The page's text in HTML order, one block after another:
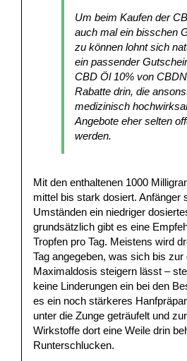
Um beim Kaufen der
auch mal ein bisschen
zu können lohnt sich
ein passender
CBD Öl 10% von
Rabatte drin, die
medizinisch
Angebote eher selten
werden.
Mit den enthaltenen 1000
mittel bis stark dosiert. Anfänger
Umständen ein niedriger
grundsätzlich gibt es eine
Tropfen pro Tag. Meistens wird
Tag angegeben, was sich bis zur
Maximaldosis steigern lässt –
keine Linderungen ein bei den
es ein noch stärkeres
unter die Zunge geträufelt und
Wirkstoffe dort eine Weile drin
Runterschlucken.